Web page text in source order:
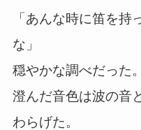
「あんな時に笛を
な」
穏やかな調べだった。
澄んだ音色は波の音
わらげた。